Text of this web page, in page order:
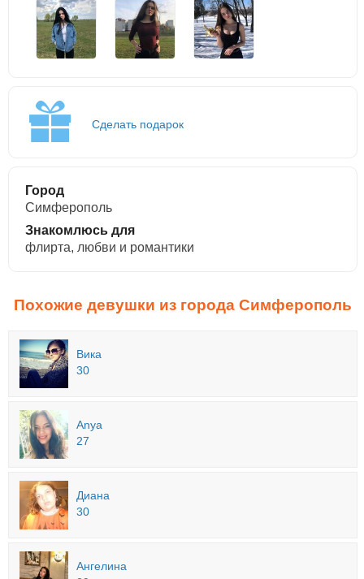
Сделать подарок
Город
Симферополь
Знакомлюсь для
флирта, любви и романтики
Похожие девушки из города Симферополь
Вика
30
Anya
27
Диана
30
Ангелина